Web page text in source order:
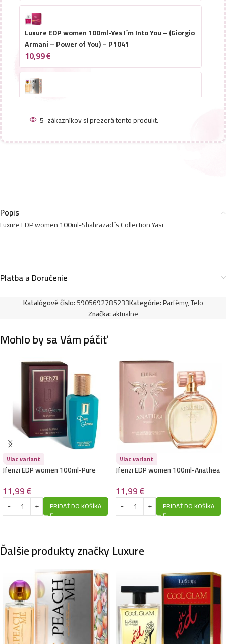
Luxure EDP women 100ml-Yes I´m Into You – (Giorgio
Armani – Power of You) – P1041
10,99€
10,99 €
Luxure EDP women 100ml-Yes I want you – (Giorgio
Armani – You) – P1018
Luxure EDP women 100ml-Elite Nombrado – (Chloé –
Nomade) – P1031
10,99 €
Luxure EDP women 100ml-Annie Excellent – (Thierry
Mugler – Angel Elixir) – P1023
10,99
Luxure EDP women 100ml-Entirety Relaxation –
(Calvin Klein – Eternity Reflections) – P1032
Luxure EDP women 100ml-Like me – (Giorgio Armani
– My Way) – P1015
10,99
Luxure EDP women 100ml-Vestito Brillar Cristal –
5 zákazníkov si prezerá tento produkt.
Popis
Luxure EDP women 100ml-Shahrazad´s Collection Yasi
Platba a Doručenie
Katalógové číslo:5905692785233Kategórie:Parfémy,Telo
Značka:aktualne
Mohlo by sa Vám páčiť
Viac variant
Jfenzi EDP women 100ml-Pure
P194
11,99€
PRIDAŤ DO KOŠÍKA
Viac variant
Jfenzi EDP women 100ml-Anathea
P100
11,99€
PRIDAŤ DO KOŠÍKA
Ďalšie produkty značky Luxure